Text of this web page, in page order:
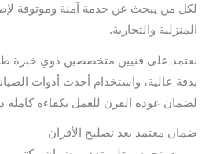
لكل من يبحث عن خدمة آمنة وموثوقة
المنزلية والتجارية.
نعتمد على فنيين متخصصين ذوي خبرة
بدقة عالية، واستخدام أحدث أدوات
لضمان عودة الفرن للعمل بكفاءة
ضمان معتمد بعد تصليح الأفران